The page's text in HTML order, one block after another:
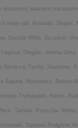
dowozimy własnym
miast jak: Koszalin, Słupsk,
Gorzów Wlkp, Szczecin,
Legnica, Głogów, Jelenia
Górnicza, Tychy, Jaworzno,
Śląskie, Mysłowice, Bielsko
Trybunalski, Kielce,
Tarnów, Rzeszów, Mielec,
Tarnowo